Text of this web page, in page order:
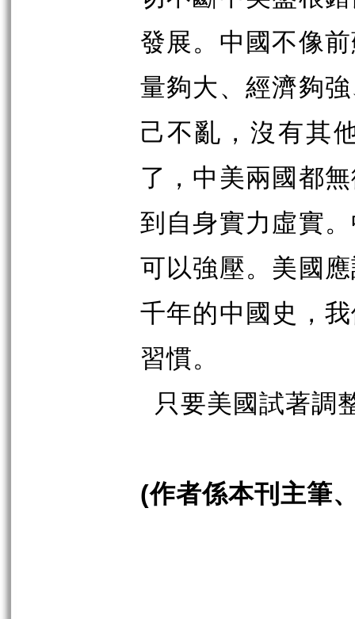
發展。中國不像
量夠大、經濟夠
己不亂，沒有其
了，中美兩國都
到自身實力虛實
可以強壓。美國
千年的中國史，
習慣。
只要美國試著調
(作者係本刊主筆